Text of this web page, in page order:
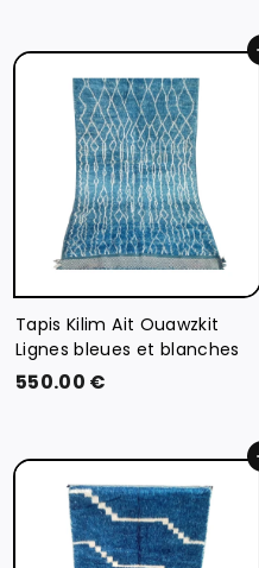
.
0
0
€
Tapis Kilim Ait Ouawzkit
Lignes bleues et blanches
550.00 €
.
0
0
€